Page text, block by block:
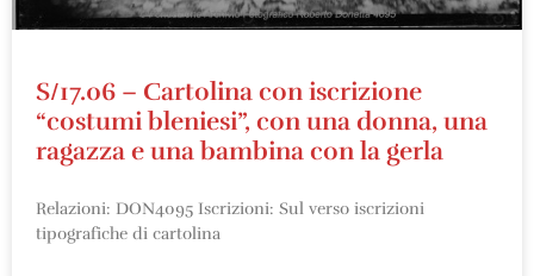
S/17.06 – Cartolina con iscrizione
“costumi bleniesi”, con una donna, una
ragazza e una bambina con la gerla
Relazioni: DON4095 Iscrizioni: Sul verso iscrizioni
tipografiche di cartolina